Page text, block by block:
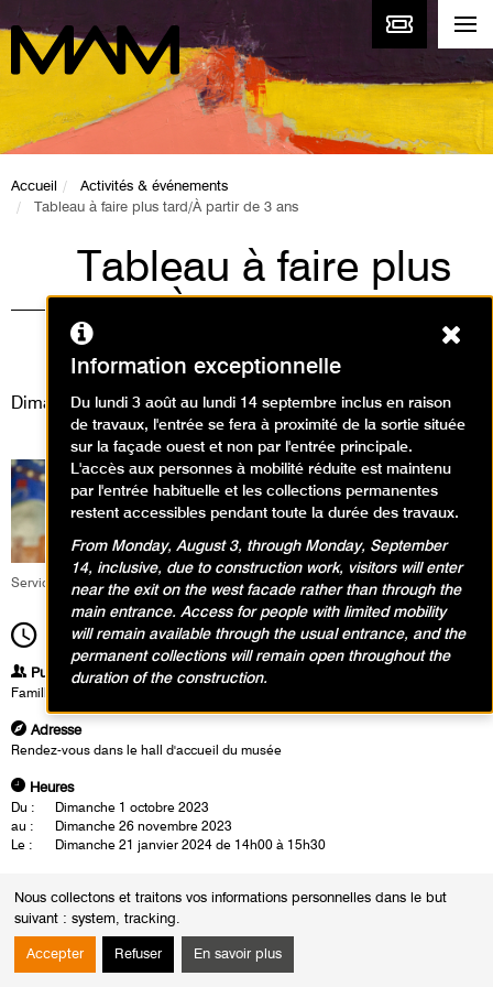
Nous collectons et traitons vos informations personnelles dans le but
suivant : system, tracking.
Accepter Refuser En savoir plus
Accueil
Activités & événements
Tableau à faire plus tard/À partir de 3 ans
Tableau à faire plus
tard/À partir de 3 ans
Animations / Visite animation
Dimanche 21 janvier 2024
Service éducatif et culturel
14h00 Durée1h30
Publics
Famille
Adresse
Rendez-vous dans le hall d'accueil du musée
Heures
Du :
Dimanche 1 octobre 2023
au :
Dimanche 26 novembre 2023
Le :
Dimanche 21 janvier 2024 de 14h00 à 15h30
Les familles découvrent les petits cartons évoquant baigneurs, parasols
et bords de mer qui restent pour Staël des «études» pour des «tableaux
ce même principe, chacun fait une esquisse en atelier avec l’idée pour
Information exceptionnelle
Du lundi 3 août au lundi 14 septembre inclus en raison
de travaux, l'entrée se fera à proximité de la sortie située
sur la façade ouest et non par l'entrée principale.
L'accès aux personnes à mobilité réduite est maintenu
par l'entrée habituelle et les collections permanentes
restent accessibles pendant toute la durée des travaux.
From Monday, August 3, through Monday, September
14, inclusive, due to construction work, visitors will enter
near the exit on the west facade rather than through the
main entrance. Access for people with limited mobility
will remain available through the usual entrance, and the
permanent collections will remain open throughout the
duration of the construction.